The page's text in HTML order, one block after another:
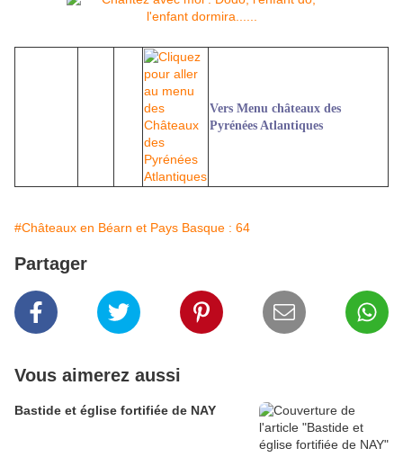
Vers Menu châteaux des
Pyrénées Atlantiques
#Châteaux en Béarn et Pays Basque : 64
Partager
Vous aimerez aussi
Bastide et église fortifiée de NAY